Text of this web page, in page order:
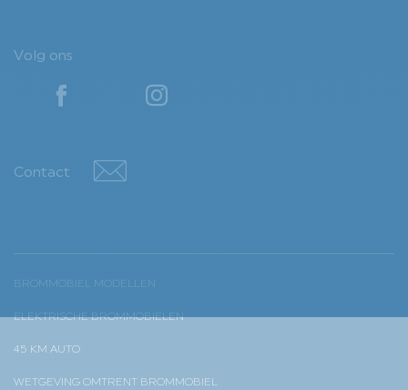
Volg ons
YouTube YouTube
Contact
BROMMOBIEL MODELLEN
ELEKTRISCHE BROMMOBIELEN
45 KM AUTO
WETGEVING OMTRENT BROMMOBIEL